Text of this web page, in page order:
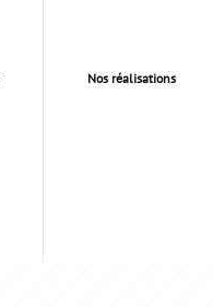
Nos réalisations